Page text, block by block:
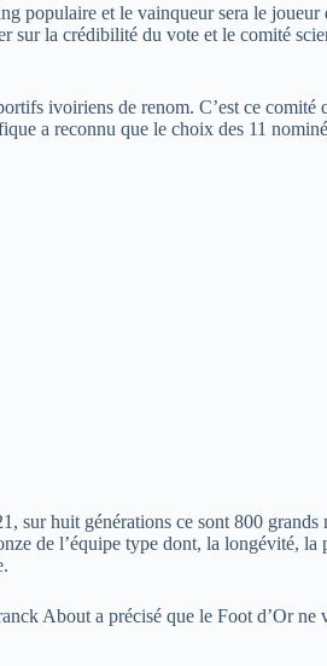
populaire et le vainqueur sera le
la crédibilité du vote et le comité
ivoiriens de renom. C’est ce
a reconnu que le choix des 11
sur huit générations ce sont 800
de l’équipe type dont, la longévité, la
About a précisé que le Foot d’Or ne